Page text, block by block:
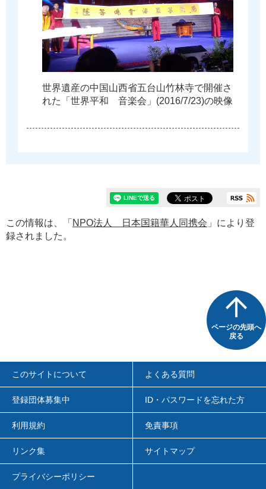
世界遺産の中 国 山西省五台山竹林寺で開催さ
れた 「 世界平和 音楽会 」 (2016/7/23)の映像
この情報は、「 NPO法人 日本国籍華人同携会 」により登
録されました。
ページの先頭へ
戻る
このサイトについて よくある質問
登録団体募集中 ID・パスワードを忘れた方
利用規約 免責事項
リンク集 サイトマップ
プライバシーポリシー